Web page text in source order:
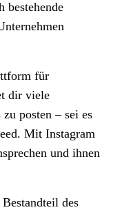
bestehende
für
dir viele
posten – sei es
Mit Instagram
und ihnen
des